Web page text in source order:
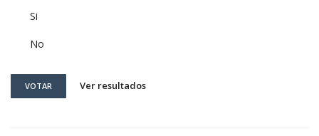
Si
No
VOTAR Ver resultados